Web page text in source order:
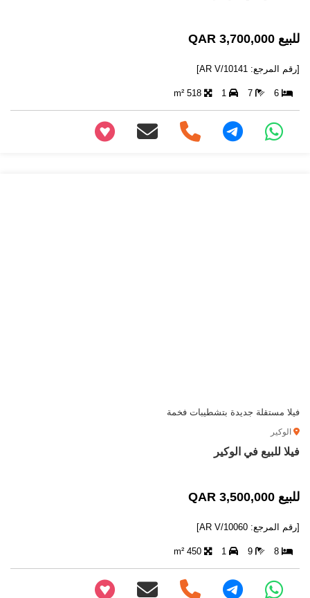
للبيع 3,700,000 QAR
[رقم المرجع: AR V/10141]
6
7
1
518 m²
فيلا مستقلة جديدة بتشطيبات فخمة
الوكير
فيلا للبيع في الوكير
للبيع 3,500,000 QAR
[رقم المرجع: AR V/10060]
8
9
1
450 m²